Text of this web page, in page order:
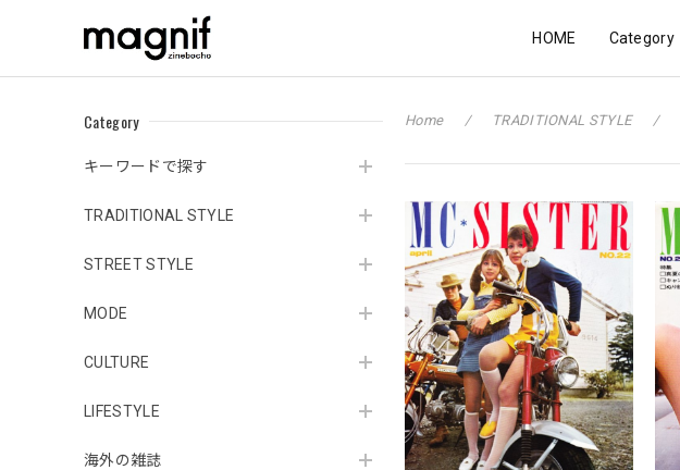
HOME Category
Category
キーワードで探す
TRADITIONAL STYLE
STREET STYLE
MODE
CULTURE
LIFESTYLE
海外の雑誌
Home TRADITIONAL STYLE